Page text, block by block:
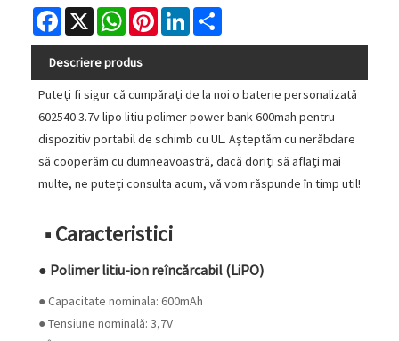
Facebook
X WhatsAppPinterestLinkedIn
Descriere produs
Puteți fi sigur că cumpărați de la noi o baterie personalizată
602540 3.7v lipo litiu polimer power bank 600mah pentru
dispozitiv portabil de schimb cu UL. Așteptăm cu nerăbdare
să cooperăm cu dumneavoastră, dacă doriți să aflați mai
multe, ne puteți consulta acum, vă vom răspunde în timp util!
■ Caracteristici
● Polimer litiu-ion reîncărcabil (LiPO)
● Capacitate nominala: 600mAh
● Tensiune nominală: 3,7V